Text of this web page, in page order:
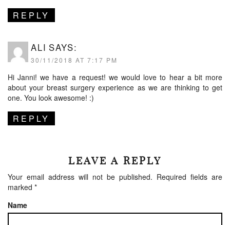
REPLY
ALI SAYS:
30/11/2018 AT 7:17 PM
Hi Janni! we have a request! we would love to hear a bit more
about your breast surgery experience as we are thinking to get
one. You look awesome! :)
REPLY
LEAVE A REPLY
Your email address will not be published. Required fields are
marked *
Name